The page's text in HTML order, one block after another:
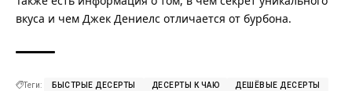
вкуса и чем Джек Дениелс отличается от бурбона.
Теги: БЫСТРЫЕ ДЕСЕРТЫ ДЕСЕРТЫ К ЧАЮ
ДЕШЁВЫЕ ДЕСЕРТЫ